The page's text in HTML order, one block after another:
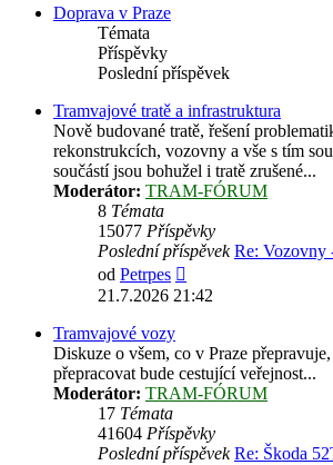
Doprava v Praze
Témata
Příspěvky
Poslední příspěvek
Tramvajové tratě a infrastruktura
Nově budované tratě, řešení
rekonstrukcích, vozovny a vše s tím
součástí jsou bohužel i tratě zrušené...
Moderátor: TRAM-FÓRUM
8 Témata
15077 Příspěvky
Poslední příspěvek Re: Vozovny
od Petrpes
poslední
21.7.2026 21:42
Tramvajové vozy
Diskuze o všem, co v Praze
přepracovat bude cestující veřejnost...
Moderátor: TRAM-FÓRUM
17 Témata
41604 Příspěvky
Poslední příspěvek Re: Škoda